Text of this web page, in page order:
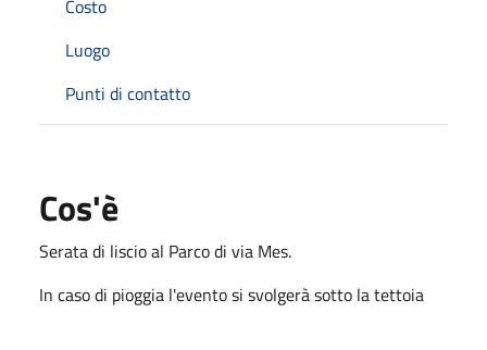
Costo
Luogo
Punti di contatto
Cos'è
Serata di liscio al Parco di via Mes.
In caso di pioggia l'evento si svolgerà sotto la tettoia